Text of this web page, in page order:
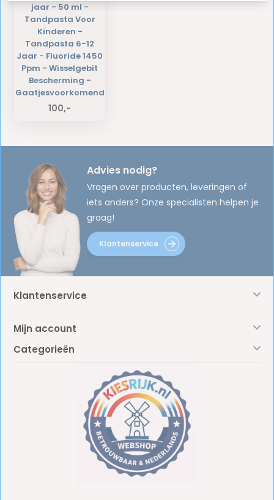
jaar - 50 ml -
Tandpasta Voor
Kinderen -
Tandpasta 6-12
Jaar - Fluoride 1450
Ppm - Wisselgebit
Bescherming -
Gaatjesvoorkomend
100,-
Advies nodig?
Vragen over producten, leveringen of
iets anders? Onze specialisten helpen je
graag!
Klantenservice
Klantenservice
Mijn account
Categorieën